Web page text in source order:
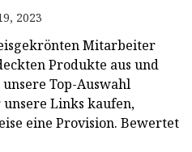
2023
Mitarbeiter
Produkte aus und
Top-Auswahl
Links kaufen,
eine Provision. Bewertet